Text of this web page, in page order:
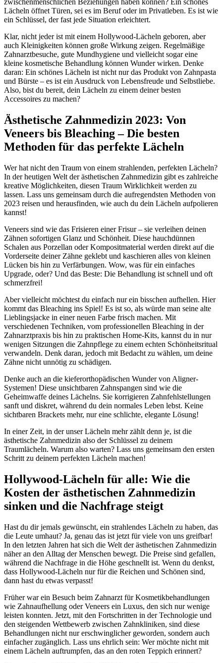
zwischenmenschlichen Beziehungen haben können? Ein schönes
Lächeln öffnet Türen, sei es im Beruf oder im Privatleben. Es ist wie
ein Schlüssel, der fast jede Situation erleichtert.
Klar, nicht jeder ist mit einem Hollywood-Lächeln geboren, aber
auch Kleinigkeiten können große Wirkung zeigen. Regelmäßige
Zahnarztbesuche, gute Mundhygiene und vielleicht sogar eine
kleine kosmetische Behandlung können Wunder wirken. Denke
daran: Ein schönes Lächeln ist nicht nur das Produkt von Zahnpasta
und Bürste – es ist ein Ausdruck von Lebensfreude und Selbstliebe.
Also, bist du bereit, dein Lächeln zu einem deiner besten
Accessoires zu machen?
Ästhetische Zahnmedizin 2023: Von
Veneers bis Bleaching – Die besten
Methoden für das perfekte Lächeln
Wer hat nicht den Traum von einem strahlenden, perfekten Lächeln?
In der heutigen Welt der ästhetischen Zahnmedizin gibt es zahlreiche
kreative Möglichkeiten, diesen Traum Wirklichkeit werden zu
lassen. Lass uns gemeinsam durch die aufregendsten Methoden von
2023 reisen und herausfinden, wie auch du dein Lächeln aufpolieren
kannst!
Veneers sind wie das Frisieren einer Frisur – sie verleihen deinen
Zähnen sofortigen Glanz und Schönheit. Diese hauchdünnen
Schalen aus Porzellan oder Kompositmaterial werden direkt auf die
Vorderseite deiner Zähne geklebt und kaschieren alles von kleinen
Lücken bis hin zu Verfärbungen. Wow, was für ein einfaches
Upgrade, oder? Und das Beste: Die Behandlung ist schnell und oft
schmerzfrei!
Aber vielleicht möchtest du einfach nur ein bisschen aufhellen. Hier
kommt das Bleaching ins Spiel! Es ist so, als würde man seine alte
Lieblingsjacke in einer neuen Farbe frisch machen. Mit
verschiedenen Techniken, vom professionellen Bleaching in der
Zahnarztpraxis bis hin zu praktischen Home-Kits, kannst du in nur
wenigen Sitzungen die Zahnpflege zu einem echten Schönheitsritual
verwandeln. Denk daran, jedoch mit Bedacht zu wählen, um deine
Zähne nicht unnötig zu schädigen.
Denke auch an die kieferorthopädischen Wunder von Aligner-
Systemen! Diese unsichtbaren Zahnspangen sind wie die
Geheimwaffe deines Lächelns. Sie korrigieren Zahnfehlstellungen
sanft und diskret, während du dein normales Leben lebst. Keine
sichtbaren Brackets mehr, nur eine schlichte, elegante Lösung!
In einer Zeit, in der unser Lächeln mehr zählt denn je, ist die
ästhetische Zahnmedizin also der Schlüssel zu deinem
Traumlächeln. Warum also warten? Lass uns gemeinsam den ersten
Schritt zu deinem perfekten Lächeln machen!
Hollywood-Lächeln für alle: Wie die
Kosten der ästhetischen Zahnmedizin
sinken und die Nachfrage steigt
Hast du dir jemals gewünscht, ein strahlendes Lächeln zu haben, das
die Leute umhaut? Ja, genau das ist jetzt für viele von uns greifbar!
In den letzten Jahren hat sich die Welt der ästhetischen Zahnmedizin
näher an den Alltag der Menschen bewegt. Die Preise sind gefallen,
während die Nachfrage in die Höhe geschnellt ist. Wenn du denkst,
dass Hollywood-Lächeln nur für die Reichen und Schönen sind,
dann hast du etwas verpasst!
Früher war ein Besuch beim Zahnarzt für Kosmetikbehandlungen
wie Zahnaufhellung oder Veneers ein Luxus, den sich nur wenige
leisten konnten. Jetzt, mit den Fortschritten in der Technologie und
den steigenden Wettbewerb zwischen Zahnkliniken, sind diese
Behandlungen nicht nur erschwinglicher geworden, sondern auch
einfacher zugänglich. Lass uns ehrlich sein: Wer möchte nicht mit
einem Lächeln auftrumpfen, das an den roten Teppich erinnert?